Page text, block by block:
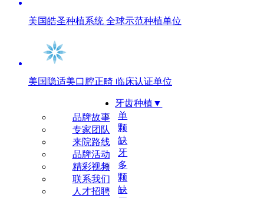
美国皓圣种植系统 全球示范种植单位
美国隐适美口腔正畸 临床认证单位
品牌故事
专家团队
来院路线
品牌活动
精彩视频
联系我们
人才招聘
牙齿种植▼
单
颗
缺
牙
多
颗
缺